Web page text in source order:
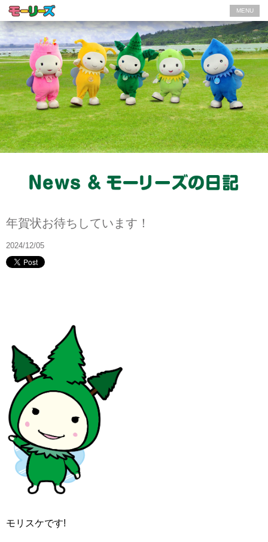
MENU
年賀状お待ちしています！
2024/12/05
モリスケです!